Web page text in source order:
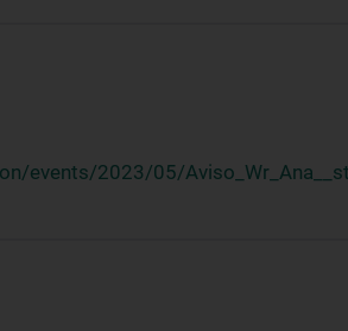
events/2023/05/